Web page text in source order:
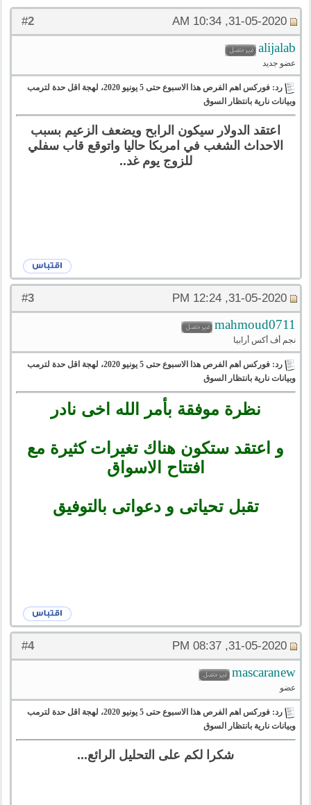
#
2 31-05-2020, 10:34 AM
alijalab
عضو جديد
رد: فوركس اهم الفرص هذا الاسبوع حتى 5 يونيو 2020، لهجة اقل حدة لترمب
وبيانات نارية بانتظار السوق
اعتقد الدولار سيكون الرابح ويضعف الزعيم بسبب
الاحداث الشغب في امربكا حاليا واتوقع قاب سفلي
للزوج يوم غد..
#
3 31-05-2020, 12:24 PM
mahmoud0711
نجم أف أكس أرابيا
رد: فوركس اهم الفرص هذا الاسبوع حتى 5 يونيو 2020، لهجة اقل حدة لترمب
وبيانات نارية بانتظار السوق
نظرة موفقة بأمر الله اخى نادر
و اعتقد ستكون هناك تغيرات كثيرة مع
افتتاح الاسواق
تقبل تحياتى و دعواتى بالتوفيق
#
4 31-05-2020, 08:37 PM
mascaranew
عضو
رد: فوركس اهم الفرص هذا الاسبوع حتى 5 يونيو 2020، لهجة اقل حدة لترمب
وبيانات نارية بانتظار السوق
شكرا لكم على التحليل الرائع...